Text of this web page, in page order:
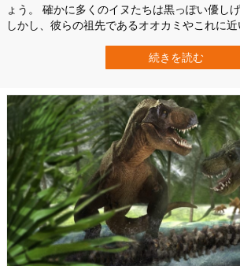
ょう。 確かに多くのイヌたちは黒っぽい優し
しかし、彼らの祖先であるオオカミやこれに
ではなぜ、イヌたちは黒っぽい瞳を持つように
か？ この問題について帝京科学大学アニマル
続きを読む